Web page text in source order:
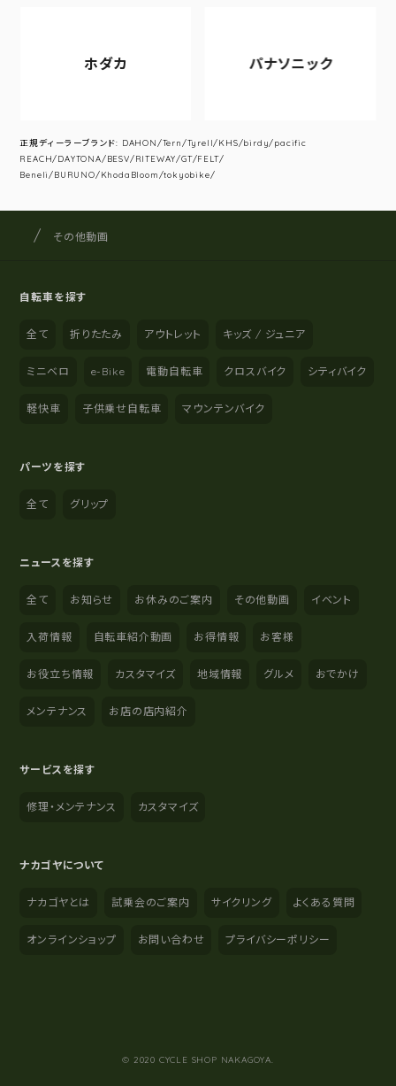
ホダカ パナソニック
正規ディーラーブランド: DAHON/Tern/Tyrell/KHS/birdy/pacific
REACH/DAYTONA/BESV/RITEWAY/GT/FELT/
Beneli/BURUNO/KhodaBloom/tokyobike/
サイト内の現在地
サイクルショップナカゴヤ
その他動画
自転車を探す
全て 折りたたみ アウトレット キッズ / ジュニア
ミニベロ e-Bike 電動自転車 クロスバイク シティバイク
軽快車 子供乗せ自転車 マウンテンバイク
パーツを探す
全て グリップ
ニュースを探す
全て お知らせ お休みのご案内 その他動画 イベント
入荷情報 自転車紹介動画 お得情報 お客様
お役立ち情報 カスタマイズ 地域情報 グルメ おでかけ
メンテナンス お店の店内紹介
サービスを探す
修理・メンテナンス カスタマイズ
ナカゴヤについて
ナカゴヤとは 試乗会のご案内 サイクリング よくある質問
オンラインショップ お問い合わせ プライバシーポリシー
© 2020 CYCLE SHOP NAKAGOYA.